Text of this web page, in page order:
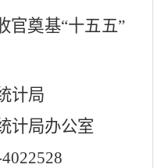
官奠基“十五五”
计局
计局办公室